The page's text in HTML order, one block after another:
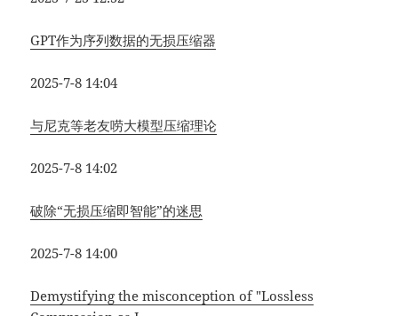
GPT作为序列数据的无损压缩器
2025-7-8 14:04
与尼克等老友唠大模型压缩理论
2025-7-8 14:02
破除“无损压缩即智能”的迷思
2025-7-8 14:00
Demystifying the misconception of "Lossless